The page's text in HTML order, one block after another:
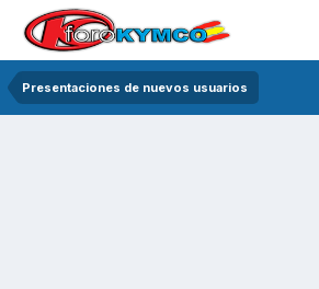
Presentaciones de nuevos usuarios